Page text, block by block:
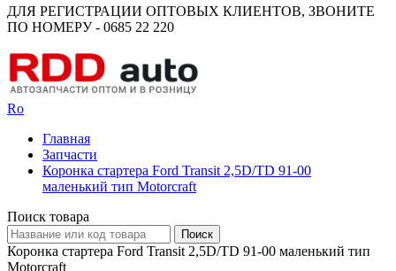
ДЛЯ РЕГИСТРАЦИИ ОПТОВЫХ КЛИЕНТОВ, ЗВОНИТЕ
ПО НОМЕРУ - 0685 22 220
Ro
Главная
Запчасти
Коронка стартера Ford Transit 2,5D/TD 91-00
маленький тип Motorcraft
Поиск товара
Коронка стартера Ford Transit 2,5D/TD 91-00 маленький тип
Motorcraft